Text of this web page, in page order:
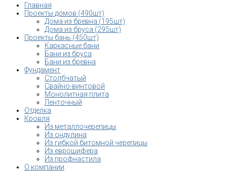
Главная
Проекты домов (490шт)
Дома из бревна (195шт)
Дома из бруса (295шт)
Проекты бань (450шт)
Каркасные бани
Бани из бруса
Бани из бревна
Фундамент
Столбчатый
Свайно-винтовой
Монолитная плита
Ленточный
Отделка
Кровля
Из металлочерепицы
Из ондулина
Из гибкой битомной черепицы
Из еврошифера
Из профнастила
О компании